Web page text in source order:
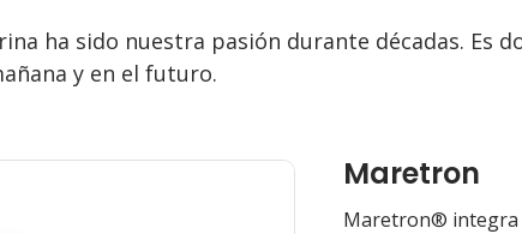
ha sido nuestra pasión durante décadas. Es
y en el futuro.
Maretron
Maretron® integra